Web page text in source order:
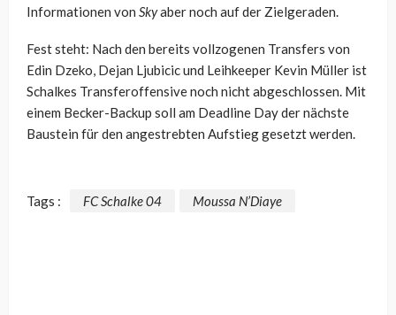
Informationen von Skyaber noch auf der Zielgeraden.
Fest steht: Nach den bereits vollzogenen Transfers von
Edin Dzeko, Dejan Ljubicic und Leihkeeper Kevin Müller ist
Schalkes Transferoffensive noch nicht abgeschlossen. Mit
einem Becker-Backup soll am Deadline Day der nächste
Baustein für den angestrebten Aufstieg gesetzt werden.
Tags : FC Schalke 04 Moussa N’Diaye